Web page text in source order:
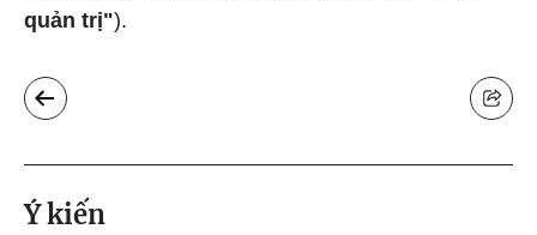
quản trị").
Ý kiến